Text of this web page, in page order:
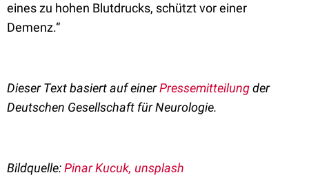
eines zu hohen Blutdrucks, schützt vor einer
Demenz.“
Dieser Text basiert auf einerPressemitteilungder
Deutschen Gesellschaft für Neurologie.
Bildquelle:Pinar Kucuk, unsplash